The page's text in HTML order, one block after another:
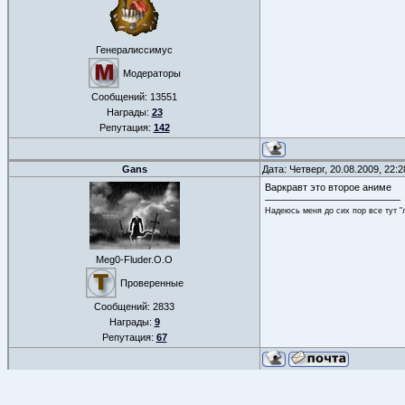
Генералиссимус
Модераторы
Сообщений: 13551
Награды: 23
Репутация: 142
Gans Дата: Четверг, 20.08.2009,
Meg0-Fluder.O.O
Проверенные
Сообщений: 2833
Награды: 9
Репутация: 67
Варкравт это второе аниме
Надеюсь меня до сих пор все тут